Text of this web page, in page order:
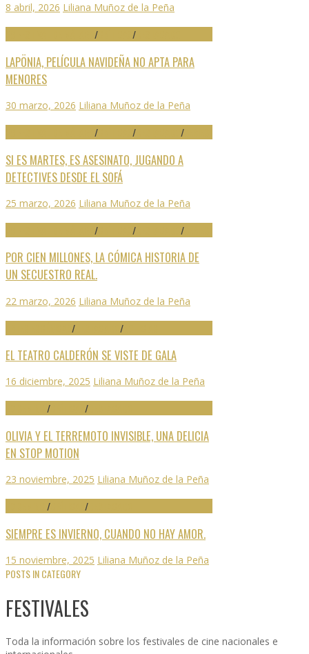
8 abril, 2026 Liliana Muñoz de la Peña
/ /
LAPÖNIA, PELÍCULA NAVIDEÑA NO APTA PARA
MENORES
30 marzo, 2026 Liliana Muñoz de la Peña
/ / /
SI ES MARTES, ES ASESINATO, JUGANDO A
DETECTIVES DESDE EL SOFÁ
25 marzo, 2026 Liliana Muñoz de la Peña
/ / /
POR CIEN MILLONES, LA CÓMICA HISTORIA DE
UN SECUESTRO REAL.
22 marzo, 2026 Liliana Muñoz de la Peña
/ /
EL TEATRO CALDERÓN SE VISTE DE GALA
16 diciembre, 2025 Liliana Muñoz de la Peña
/ /
OLIVIA Y EL TERREMOTO INVISIBLE, UNA DELICIA
EN STOP MOTION
23 noviembre, 2025 Liliana Muñoz de la Peña
/ /
SIEMPRE ES INVIERNO, CUANDO NO HAY AMOR.
15 noviembre, 2025 Liliana Muñoz de la Peña
POSTS IN CATEGORY
FESTIVALES
Toda la información sobre los festivales de cine nacionales e